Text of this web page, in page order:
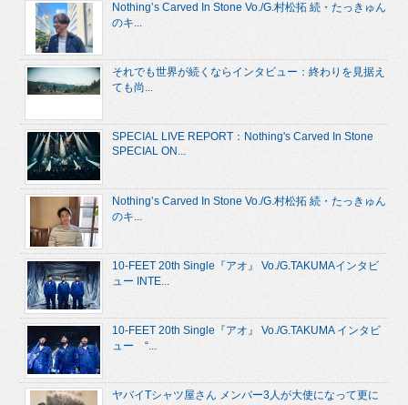
Nothing’s Carved In Stone Vo./G.村松拓 続・たっきゅん
のキ...
それでも世界が続くならインタビュー：終わりを見据え
ても尚...
SPECIAL LIVE REPORT：Nothing's Carved In Stone
SPECIAL ON...
Nothing’s Carved In Stone Vo./G.村松拓 続・たっきゅん
のキ...
10-FEET 20th Single『アオ』 Vo./G.TAKUMAインタビ
ュー INTE...
10-FEET 20th Single『アオ』 Vo./G.TAKUMA インタビ
ュー “...
ヤバイTシャツ屋さん メンバー3人が大使になって更に